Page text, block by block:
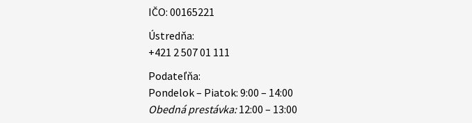
IČO: 00165221
Ústredňa:
+421 2 507 01 111
Podateľňa:
Pondelok – Piatok: 9:00 – 14:00
Obedná prestávka:12:00 – 13:00